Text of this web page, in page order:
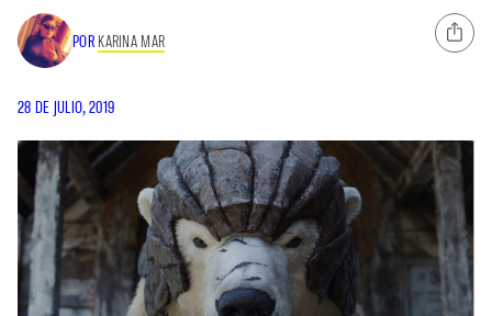
POR KARINA MAR
28 DE JULIO, 2019